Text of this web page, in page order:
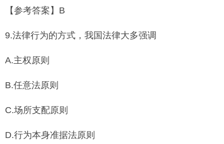
【参考答案】B
9.法律行为的方式，我国法律大多强调
A.主权原则
B.任意法原则
C.场所支配原则
D.行为本身准据法原则